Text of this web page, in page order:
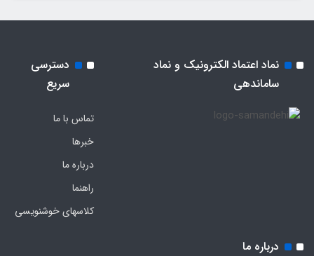
نماد اعتماد الکترونیک و نماد
ساماندهی
دسترسی
سریع
تماس با ما
خبرها
درباره ما
راهنما
کلاسهای خوشنویسی
درباره ما